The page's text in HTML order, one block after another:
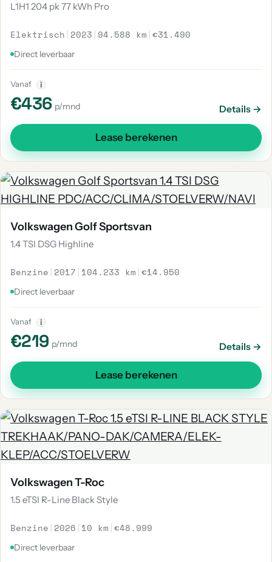
L1H1 204 pk 77 kWh Pro
Elektrisch | 2023 | 94.588 km |€31.490
Direct leverbaar
Vanaf i
€436 p/mnd Details →
Lease berekenen
Volkswagen Golf Sportsvan
1.4 TSI DSG Highline
Benzine | 2017 | 104.233 km |€14.950
Direct leverbaar
Vanaf i
€219 p/mnd Details →
Lease berekenen
Volkswagen T-Roc
1.5 eTSI R-Line Black Style
Benzine | 2026 | 10 km |€48.999
Direct leverbaar